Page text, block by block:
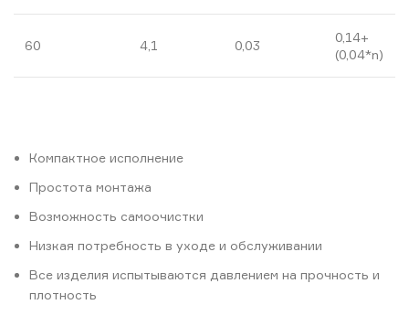
60 4,1 0,03
0,14+
(0,04*n)
Компактное исполнение
Простота монтажа
Возможность самоочистки
Низкая потребность в уходе и обслуживании
Все изделия испытываются давлением на прочность и
плотность